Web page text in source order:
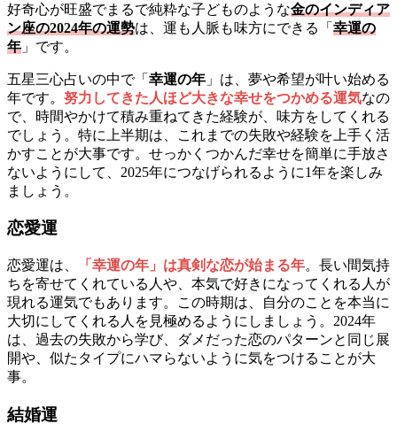
好奇心が旺盛でまるで純粋な子どものような金のインディア
ン座の2024年の運勢は、運も人脈も味方にできる「 幸運の
年 」です。
五星三心占いの中で「 幸運の年 」は、夢や希望が叶い始める
年です。努力してきた人ほど大きな幸せをつかめる運気なの
で、時間やかけて積み重ねてきた経験が、味方をしてくれる
でしょう。特に上半期は、これまでの失敗や経験を上手く活
かすことが大事です。せっかくつかんだ幸せを簡単に手放さ
ないようにして、2025年につなげられるように1年を楽しみ
ましょう。
恋愛運
恋愛運は、 「幸運の年」は真剣な恋が始まる年。長い間気持
ちを寄せてくれている人や、本気で好きになってくれる人が
現れる運気でもあります。この時期は、自分のことを本当に
大切にしてくれる人を見極めるようにしましょう。2024年
は、過去の失敗から学び、ダメだった恋のパターンと同じ展
開や、似たタイプにハマらないように気をつけることが大
事。
結婚運